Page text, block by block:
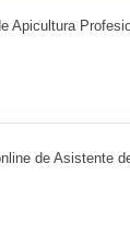
Apicultura
de Asistente